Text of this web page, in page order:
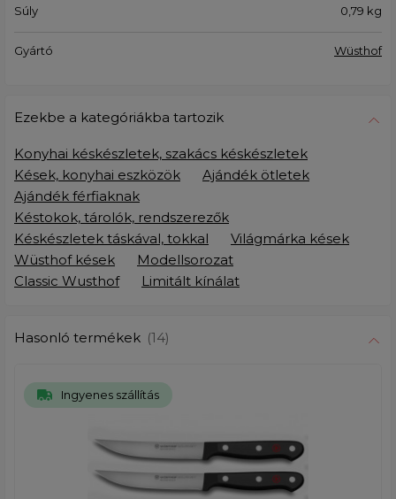
Súly 0,79 kg
Gyártó Wüsthof
Ezekbe a kategóriákba tartozik
Konyhai késkészletek, szakács késkészletek
Kések, konyhai eszközök
Ajándék ötletek
Ajándék férfiaknak
Késtokok, tárolók, rendszerezők
Késkészletek táskával, tokkal
Világmárka kések
Wüsthof kések
Modellsorozat
Classic Wusthof
Limitált kínálat
Hasonló termékek (14)
Ingyenes szállítás